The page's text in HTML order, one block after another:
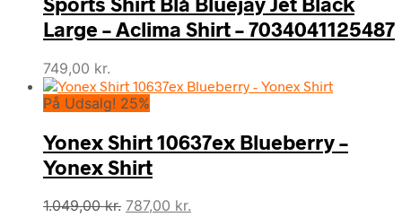
Large – Aclima Shirt – 7034041125487
749,00 kr.
På Udsalg! 25%
Yonex Shirt 10637ex Blueberry –
Yonex Shirt
1.049,00kr. Den
787,00 kr.